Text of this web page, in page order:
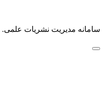
سامانه مدیریت نشریات علمی.